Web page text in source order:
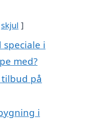
skjul
speciale i
med?
på
i